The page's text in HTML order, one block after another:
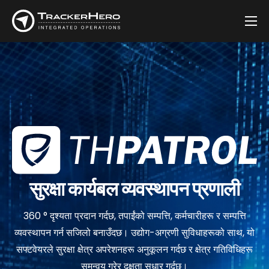
कम्पनी
समाधानहरू
ग्राहकहरू
ब्लग
सम्पर्क गर्नुहोस्
सुरक्षा कार्यबल व्यवस्थापन प्रणाली
360 ° दृश्यता प्रदान गर्दछ, तपाईंको सम्पत्ति, कर्मचारीहरू र सम्पत्ति
व्यवस्थापन गर्न सजिलो बनाउँदछ। उद्योग-अग्रणी सुविधाहरूको साथ, यो
सफ्टवेयरले सुरक्षा क्षेत्र अपरेशनहरू अनुकूलन गर्दछ र क्षेत्र गतिविधिहरू